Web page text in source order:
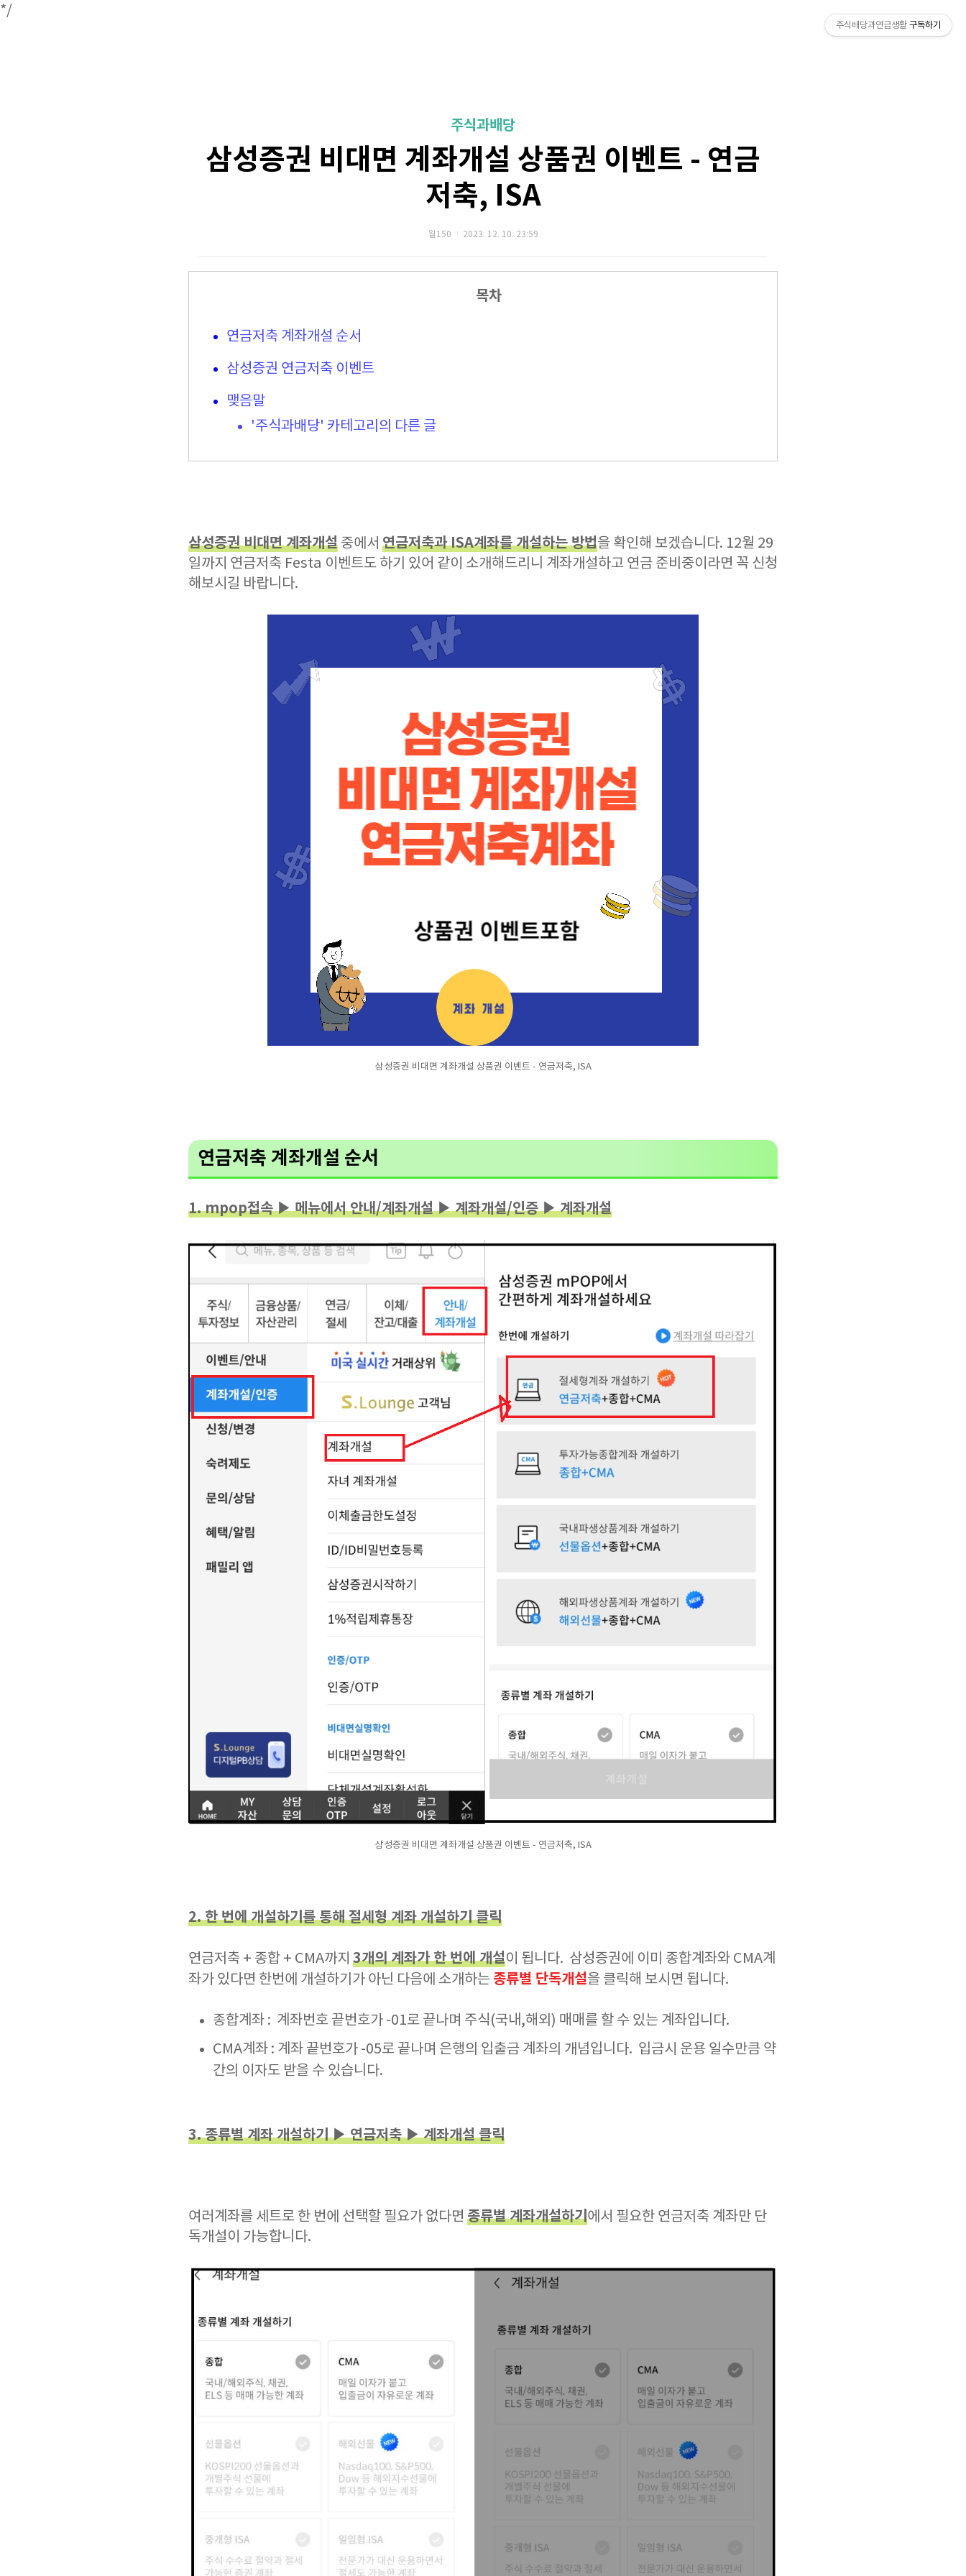
*/
주식과배당
삼성증권 비대면 계좌개설 상품권 이벤트 - 연금
저축, ISA
월150 2023. 12. 10. 23:59
목차
연금저축 계좌개설 순서
삼성증권 연금저축 이벤트
맺음말
'주식과배당' 카테고리의 다른 글
삼성증권 비대면 계좌개설 중에서 연금저축과 ISA계좌를 개설하는 방법을 확인해 보겠습니다. 12월 29
일까지 연금저축 Festa 이벤트도 하기 있어 같이 소개해드리니 계좌개설하고 연금 준비중이라면 꼭 신청
해보시길 바랍니다.
삼성증권 비대면 계좌개설 상품권 이벤트 - 연금저축, ISA
연금저축 계좌개설 순서
1. mpop접속 ▶ 메뉴에서 안내/계좌개설 ▶ 계좌개설/인증 ▶ 계좌개설
삼성증권 비대면 계좌개설 상품권 이벤트 - 연금저축, ISA
2. 한 번에 개설하기를 통해 절세형 계좌 개설하기 클릭
연금저축 + 종합 + CMA까지 3개의 계좌가 한 번에 개설이 됩니다. 삼성증권에 이미 종합계좌와 CMA계
좌가 있다면 한번에 개설하기가 아닌 다음에 소개하는 종류별 단독개설을 클릭해 보시면 됩니다.
종합계좌 : 계좌번호 끝번호가 -01로 끝나며 주식(국내,해외) 매매를 할 수 있는 계좌입니다.
CMA계좌 : 계좌 끝번호가 -05로 끝나며 은행의 입출금 계좌의 개념입니다. 입금시 운용 일수만큼 약
간의 이자도 받을 수 있습니다.
3. 종류별 계좌 개설하기 ▶ 연금저축 ▶ 계좌개설 클릭
여러계좌를 세트로 한 번에 선택할 필요가 없다면 종류별 계좌개설하기에서 필요한 연금저축 계좌만 단
독개설이 가능합니다.
주식배당과연금생활 구독하기